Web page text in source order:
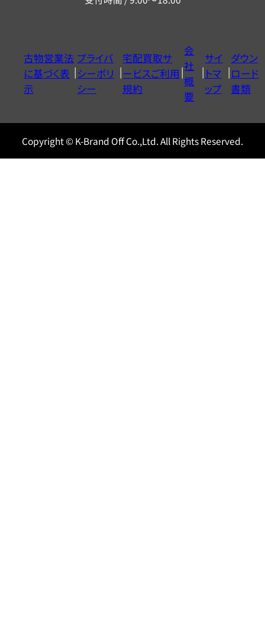
ー
ヤ
ル
0120604117
古物営業法
に基づく表
示
プライバ
シーポリ
シー
宅配買取サ
ービスご利用
規約
会
社
概
要
サイ
トマ
ップ
ダウン
ロード
書類
Copyright © K-Brand Off Co.,Ltd. All Rights Reserved.